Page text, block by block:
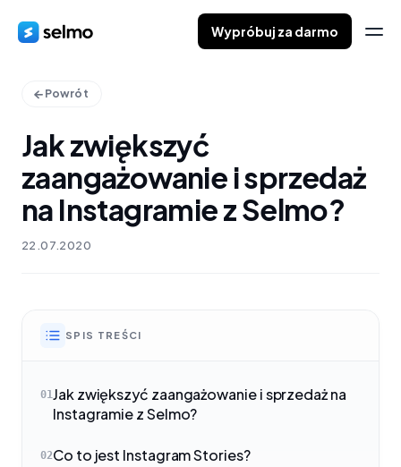
Wypróbuj za darmo
Powrót
Jak zwiększyć
zaangażowanie i sprzedaż
na Instagramie z Selmo?
22.07.2020
SPIS TREŚCI
01Jak zwiększyć zaangażowanie i sprzedaż na
Instagramie z Selmo?
02Co to jest Instagram Stories?